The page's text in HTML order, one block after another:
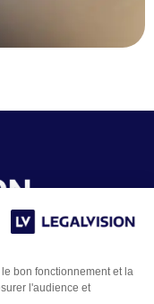
bon fonctionnement et la
l'audience et